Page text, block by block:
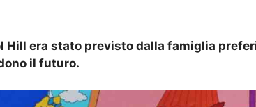
Hill era stato previsto dalla famiglia
il futuro.